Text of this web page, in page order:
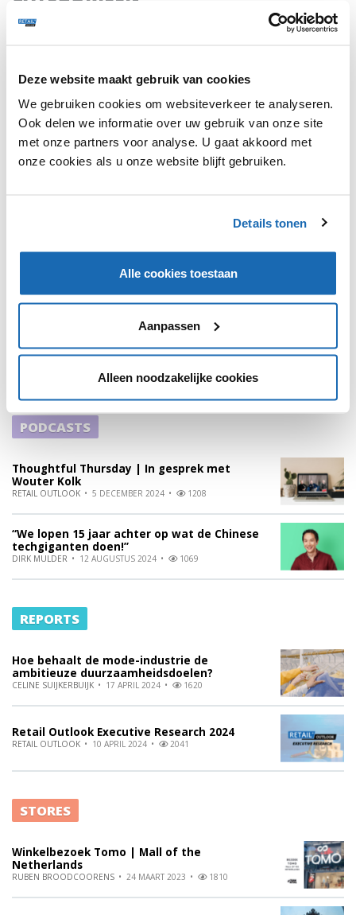
Deze website maakt gebruik van cookies
We gebruiken cookies om websiteverkeer te analyseren.
Ook delen we informatie over uw gebruik van onze site
met onze partners voor analyse. U gaat akkoord met
onze cookies als u onze website blijft gebruiken.
Details tonen
Alle cookies toestaan
Aanpassen
Alleen noodzakelijke cookies
DIRK MULDER 26 JULI 2023 2395
Als nieuwkomer een traditionele markt
veroveren | Schoenenzaken
Thoughtful Thursday | In gesprek met
ALYSSA VOGELAAR 16 MEI 2024 1435
Munneke
PODCASTS
Thoughtful Thursday | In gesprek met
Wouter Kolk
RETAIL OUTLOOK 5 DECEMBER 2024 1208
“We lopen 15 jaar achter op wat de Chinese
techgiganten doen!”
DIRK MULDER 12 AUGUSTUS 2024 1069
REPORTS
Hoe behaalt de mode-industrie de
ambitieuze duurzaamheidsdoelen?
CELINE SUIJKERBUIJK 17 APRIL 2024 1620
Retail Outlook Executive Research 2024
RETAIL OUTLOOK 10 APRIL 2024 2041
STORES
Winkelbezoek Tomo | Mall of the
Netherlands
RUBEN BROODCOORENS 24 MAART 2023 1810